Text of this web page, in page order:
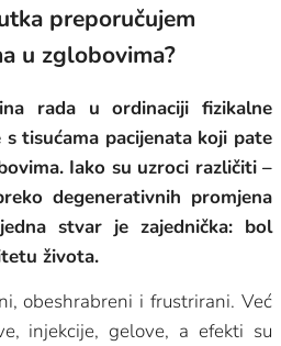
preporučujem
u zglobovima?
rada u ordinaciji fizikalne
tisućama pacijenata koji pate
Iako su uzroci različiti –
degenerativnih promjena
stvar je zajednička: bol
života.
obeshrabreni i frustrirani. Već
injekcije, gelove, a efekti su